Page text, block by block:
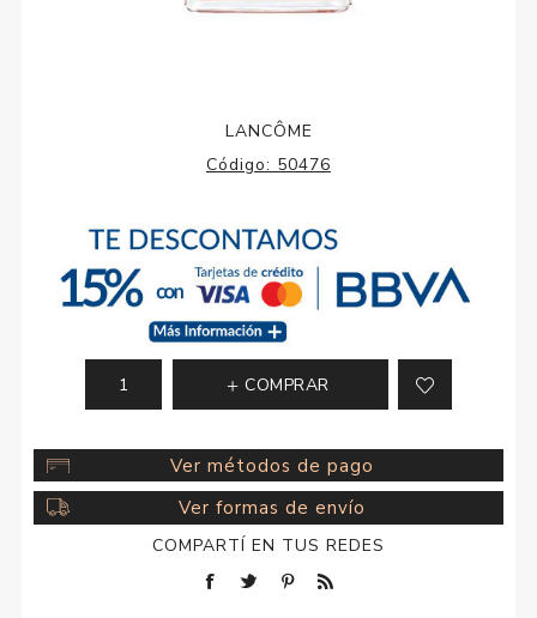
LANCÔME
Código: 50476
COMPRAR
Ver métodos de pago
Ver formas de envío
COMPARTÍ EN TUS REDES